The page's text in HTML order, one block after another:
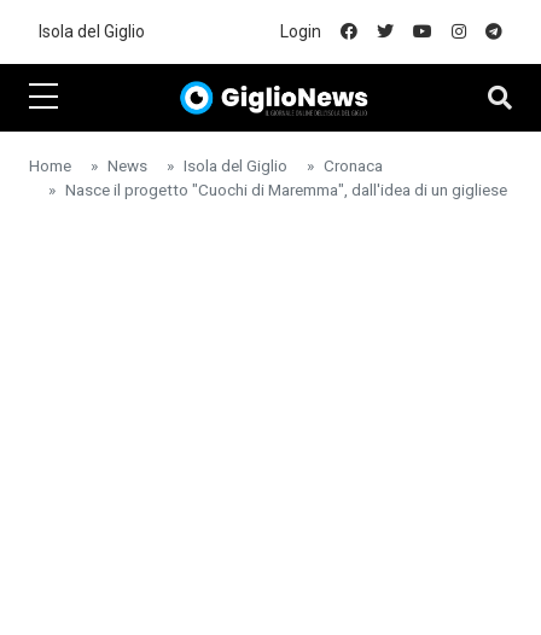
Isola del Giglio Login
Home News Isola del Giglio
Cronaca
Nasce il progetto "Cuochi di Maremma", dall'idea di un gigliese